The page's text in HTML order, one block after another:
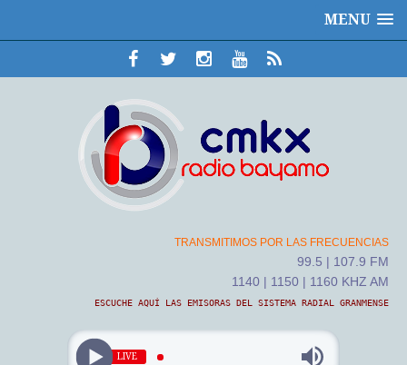
MENU
TRANSMITIMOS POR LAS FRECUENCIAS
99.5 | 107.9 FM
1140 | 1150 | 1160 KHZ AM
ESCUCHE AQUÍ LAS EMISORAS DEL SISTEMA RADIAL GRANMENSE
LIVE